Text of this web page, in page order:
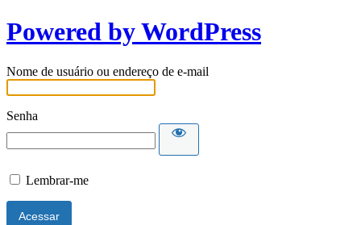
Powered by WordPress
Nome de usuário ou endereço de e-mail
Senha
Lembrar-me